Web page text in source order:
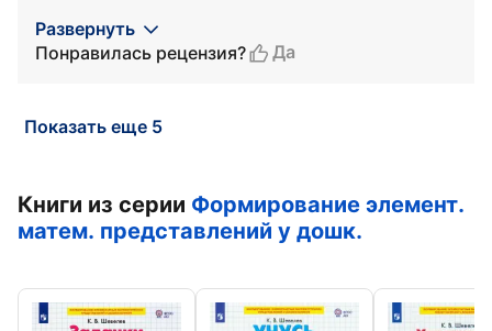
Развернуть
Понравилась рецензия?
Да
Показать еще 5
Книги из серии Формирование элемент.
матем. представлений у дошк.